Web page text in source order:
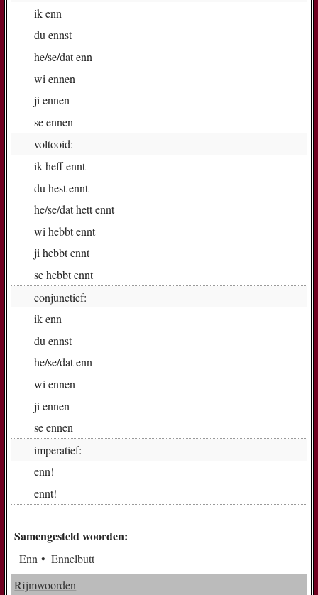
ikenn
duenn­st
he/se/datenn
wi en­nen
jien­nen
seen­nen
voltooid:
ikheff enn­t
du hest enn­t
he/se/dathett enn­t
wi hebbt enn­t
jihebbt enn­t
sehebbt enn­t
conjunctief:
ikenn
du enn­st
he/se/datenn
wi en­nen
ji en­nen
seen­nen
imperatief:
enn!
enn­t!
Samengesteld woorden:
Enn
Ennelbutt
Rijmwoorden